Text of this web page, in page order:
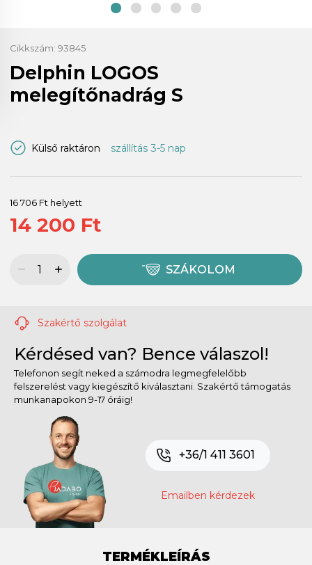
Cikkszám: 93845
Delphin LOGOS
melegítőnadrág S
Külső raktáron szállítás 3-5 nap
16 706 Ft helyett
14 200 Ft
SZÁKOLOM
Szakértő szolgálat
Kérdésed van? Bence válaszol!
Telefonon segít neked a számodra legmegfelelőbb
felszerelést vagy kiegészítő kiválasztani. Szakértő támogatás
munkanapokon 9-17 óráig!
+36/1 411 3601
Emailben kérdezek
TERMÉKLEÍRÁS